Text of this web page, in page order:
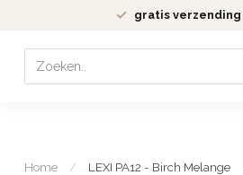
gratis verzending
Home / LEXI PA12 - Birch Melange